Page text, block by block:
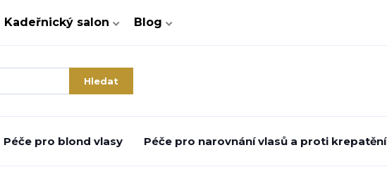
Kadeřnický salon Blog
Hledat
Péče pro blond vlasy Péče pro narovnání vlasů a proti krepatění